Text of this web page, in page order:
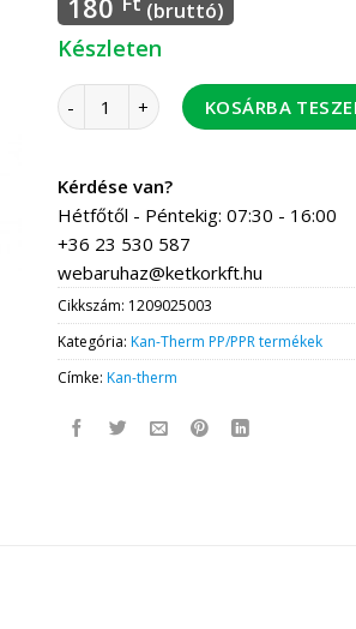
180 (bruttó)
Készleten
Kan-Therm PP kupak 25 100 db/
KOSÁRBA
Kérdése van?
Hétfőtől - Péntekig: 07:30 - 16:00
+36 23 530 587
webaruhaz@ketkorkft.hu
Cikkszám: 1209025003
Kategória:Kan-Therm PP/PPR termékek
Címke:Kan-therm